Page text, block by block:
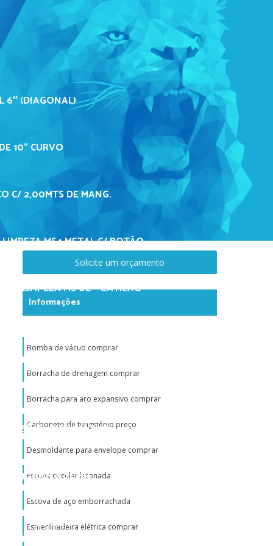
6″ (DIAGONAL)
10" CURVO
C/ 2,00MTS DE MANG.
MS4 METAL C/ BOTÃO
LIMPEZA MS 02 – GATILHO
PARA MÁQUINA DE LIMPEZA
9790 - C/ 2000 RPM
PNEUMÁTICA
300MM X 20MM
- CX C/ 50 UNID
Solicite um orçamento
Informações
Bomba de vácuo comprar
Borracha de drenagem comprar
Borracha para aro expansivo comprar
Carboneto de tungstênio preço
Desmoldante para envelope comprar
Escova circular latonada
Escova de aço emborrachada
Esmerilhadeira elétrica comprar